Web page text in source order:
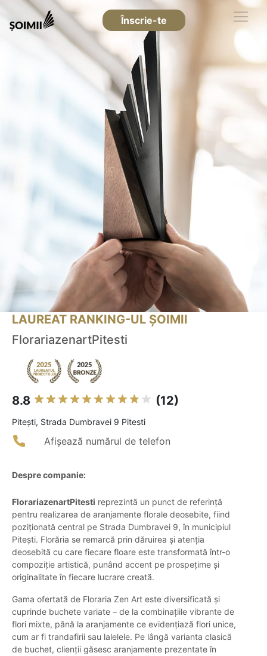
Înscrie-te
LAUREAT RANKING-UL ȘOIMII
FlorariazenartPitesti
8.8 (12)
Piteşti, Strada Dumbravei 9 Pitesti
Afișează numărul de telefon
Despre companie:
FlorariazenartPitesti reprezintă un punct de referință
pentru realizarea de aranjamente florale deosebite, fiind
poziționată central pe Strada Dumbravei 9, în municipiul
Pitești. Florăria se remarcă prin dăruirea și atenția
deosebită cu care fiecare floare este transformată într-o
compoziție artistică, punând accent pe prospețime și
originalitate în fiecare lucrare creată.
Gama ofertată de Floraria Zen Art este diversificată și
cuprinde buchete variate – de la combinațiile vibrante de
flori mixte, până la aranjamente ce evidențiază flori unice,
cum ar fi trandafirii sau lalelele. Pe lângă varianta clasică
de buchet, clienții găsesc aranjamente prezentate în